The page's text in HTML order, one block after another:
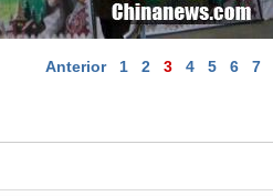
Anterior 1 2 3 4 5 6 7